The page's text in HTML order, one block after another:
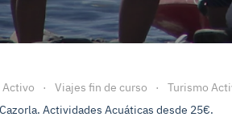
Activo Viajes fin de curso Turismo
Actividades Acuáticas desde 25€.